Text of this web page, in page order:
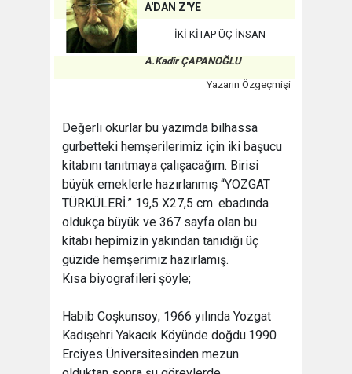
A'DAN Z'YE
İKİ KİTAP ÜÇ İNSAN
A.Kadir ÇAPANOĞLU
Yazarın Özgeçmişi
Değerli okurlar bu yazımda bilhassa
gurbetteki hemşerilerimiz için iki başucu
kitabını tanıtmaya çalışacağım. Birisi
büyük emeklerle hazırlanmış “YOZGAT
TÜRKÜLERİ.” 19,5 X27,5 cm. ebadında
oldukça büyük ve 367 sayfa olan bu
kitabı hepimizin yakından tanıdığı üç
güzide hemşerimiz hazırlamış.
Kısa biyografileri şöyle;
Habib Coşkunsoy; 1966 yılında Yozgat
Kadışehri Yakacık Köyünde doğdu.1990
Erciyes Üniversitesinden mezun